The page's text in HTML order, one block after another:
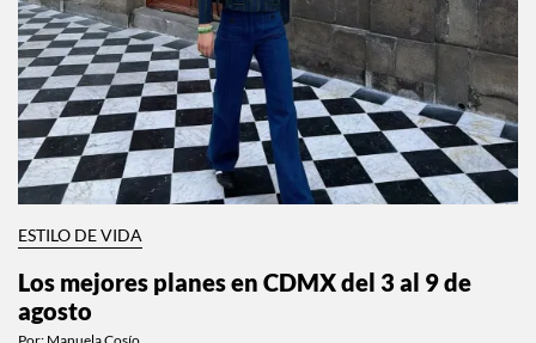
ESTILO DE VIDA
Los mejores planes en CDMX del 3 al 9 de
agosto